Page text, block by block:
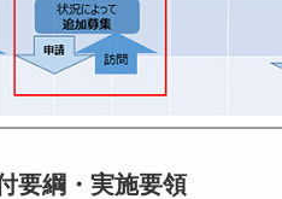
要綱・実施要領